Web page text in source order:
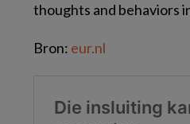
thoughts and behaviors
Bron: eur.nl